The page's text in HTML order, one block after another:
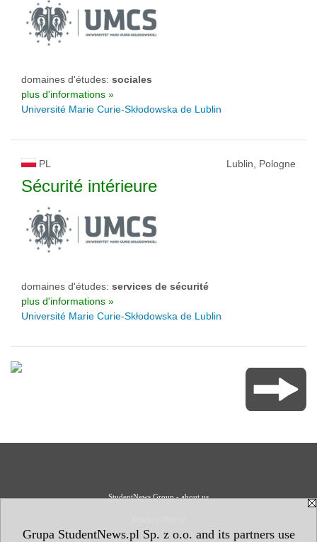
Grupa StudentNews.pl Sp. z o.o. and its partners use
domaines d'études: sociales
plus d'informations »
Université Marie Curie-Skłodowska de Lublin
PL Lublin, Pologne
Sécurité intérieure
domaines d'études: services de sécurité
plus d'informations »
Université Marie Curie-Skłodowska de Lublin
StudentNews Group - about us